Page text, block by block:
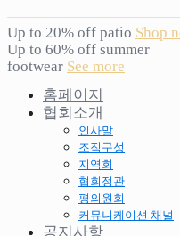
Up to 20% off patio Shop
Up to 60% off summer
footwear See more
홈페이지
협회소개
인사말
조직구성
지역회
협회정관
평의원회
커뮤니케이션 채널
공지사항